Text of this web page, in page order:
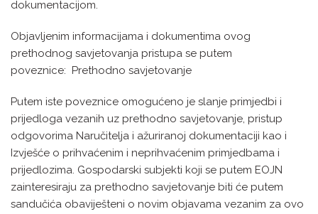
dokumentacijom.
Objavljenim informacijama i dokumentima ovog
prethodnog savjetovanja pristupa se putem
poveznice: Prethodno savjetovanje
Putem iste poveznice omogućeno je slanje primjedbi i
prijedloga vezanih uz prethodno savjetovanje, pristup
odgovorima Naručitelja i ažuriranoj dokumentaciji kao i
Izvješće o prihvaćenim i neprihvaćenim primjedbama i
prijedlozima. Gospodarski subjekti koji se putem EOJN
zainteresiraju za prethodno savjetovanje biti će putem
sandučića obaviješteni o novim objavama vezanim za ovo